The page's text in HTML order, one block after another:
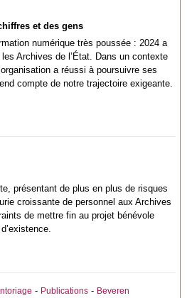
et des gens
numérique très poussée : 2024 a
Archives de l’État. Dans un contexte
a réussi à poursuivre ses
compte de notre trajectoire exigeante.
présentant de plus en plus de risques
croissante de personnel aux Archives
de mettre fin au projet bénévole
- Publications - Beveren